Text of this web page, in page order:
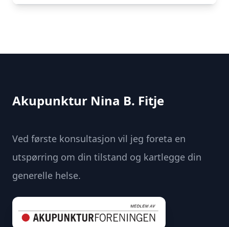
Akupunktur Nina B. Fitje
Ved første konsultasjon vil jeg foreta en
utspørring om din tilstand og kartlegge din
generelle helse.